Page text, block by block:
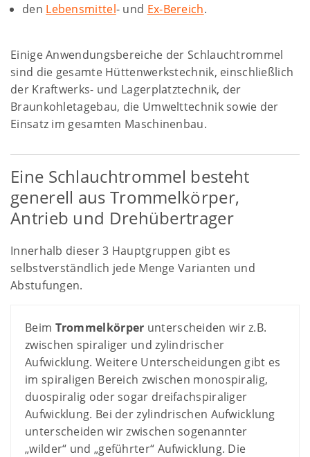
den Lebensmittel- und Ex-Bereich.
Einige Anwendungsbereiche der Schlauchtrommel
sind die gesamte Hüttenwerkstechnik, einschließlich
der Kraftwerks- und Lagerplatztechnik, der
Braunkohletagebau, die Umwelttechnik sowie der
Einsatz im gesamten Maschinenbau.
Eine Schlauchtrommel besteht
generell aus Trommelkörper,
Antrieb und Drehübertrager
Innerhalb dieser 3 Hauptgruppen gibt es
selbstverständlich jede Menge Varianten und
Abstufungen.
Beim Trommelkörper unterscheiden wir z.B.
zwischen spiraliger und zylindrischer
Aufwicklung. Weitere Unterscheidungen gibt es
im spiraligen Bereich zwischen monospiralig,
duospiralig oder sogar dreifachspiraliger
Aufwicklung. Bei der zylindrischen Aufwicklung
unterscheiden wir zwischen sogenannter
„wilder“ und „geführter“ Aufwicklung. Die